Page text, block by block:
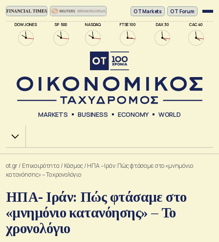
DOW JONES SP 500 NASDAQ FTSE 100 DAX 30 CAC 40
ΟΤ Markets OT Forum
MARKETS BUSINESS ECONOMY WORLD
Χ.Α.
ot.gr/ Επικαιρότητα / Κόσμος/ΗΠΑ – Ιράν: Πώς φτάσαμε στο «μνημόνιο
κατανόησης» – Το χρονολόγιο
ΗΠΑ- Ιράν: Πώς φτάσαμε στο
«μνημόνιο κατανόησης» – Το
χρονολόγιο